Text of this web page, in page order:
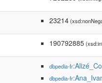
23214
190792885
dbpedia-fr
dbpedia-fr